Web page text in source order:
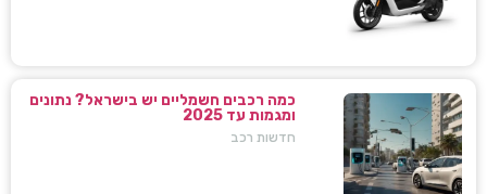
כמה רכבים חשמליים יש בישראל? נתונים
ומגמות עד 2025
חדשות רכב